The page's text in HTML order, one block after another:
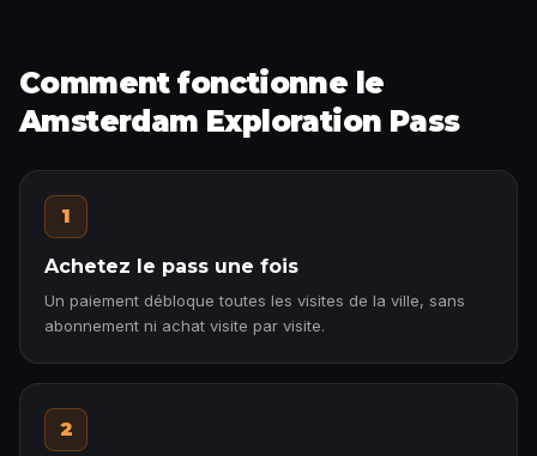
Comment fonctionne le
Amsterdam Exploration Pass
1
Achetez le pass une fois
Un paiement débloque toutes les visites de la ville, sans
abonnement ni achat visite par visite.
2